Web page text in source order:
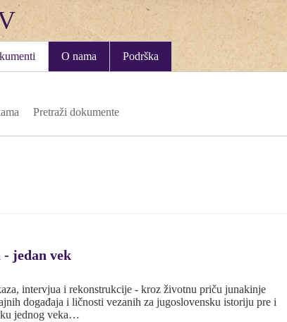
O nama Podrška
Pretraži dokumente
jedan vek
intervjua i rekonstrukcije - kroz životnu priču junakinje
događaja i ličnosti vezanih za jugoslovensku istoriju pre i
jednog veka…